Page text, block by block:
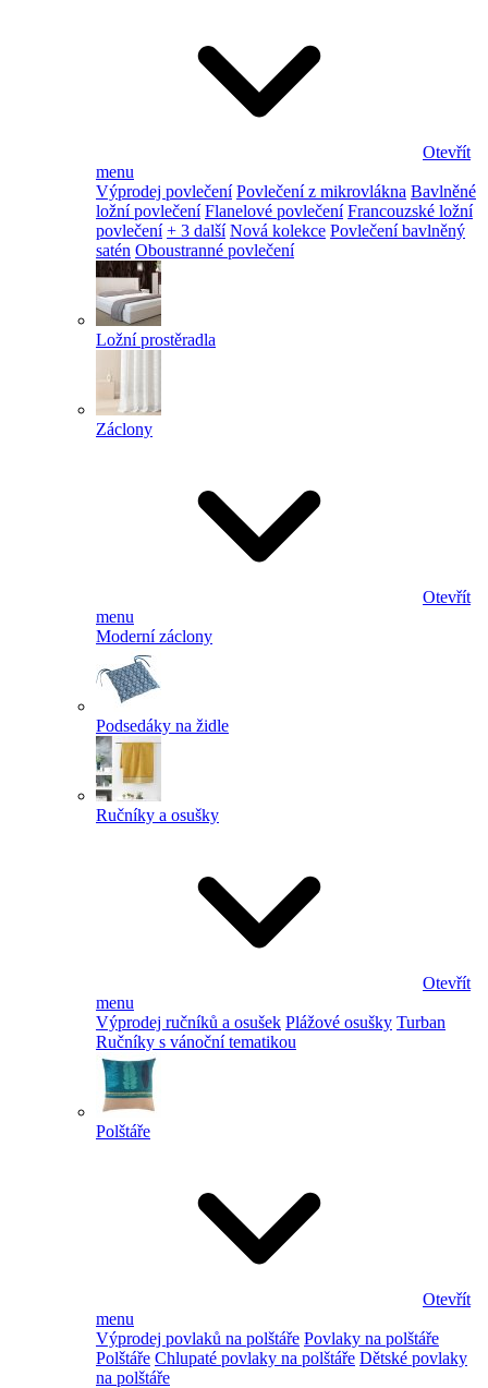
Otevřít
menu
Výprodej povlečení Povlečení z mikrovlákna Bavlněné
ložní povlečení Flanelové povlečení Francouzské ložní
povlečení + 3 další Nová kolekce Povlečení bavlněný
satén Oboustranné povlečení
Ložní prostěradla
Záclony
Otevřít
menu
Moderní záclony
Podsedáky na židle
Ručníky a osušky
Otevřít
menu
Výprodej ručníků a osušek Plážové osušky Turban
Ručníky s vánoční tematikou
Polštáře
Otevřít
menu
Výprodej povlaků na polštáře Povlaky na polštáře
Polštáře Chlupaté povlaky na polštáře Dětské povlaky
na polštáře